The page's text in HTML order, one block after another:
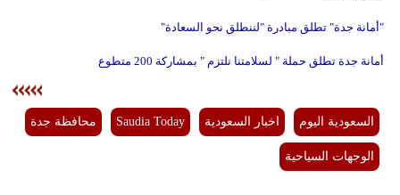
"أمانة جدة" تطلق مبادرة "لننطلق نحو السعادة"
أمانة جدة تطلق حملة " لسلامتنا نلتزم " بمشاركة 200 متطوع
السعودية اليوم اخبار السعودية Saudia Today محافظة جدة
الوجهات السياحية